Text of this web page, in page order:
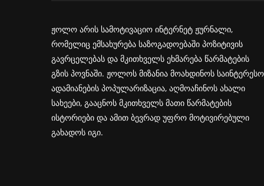
ჟოლო არის სამოტივაციო ინტერნეტ ჟურნალი,
რომელიც ემსახურება საზოგადოებაში პოზიტივის
გავრცელებას და მკითხველს ეხმარება წარმატების
გზის პოვნაში. ჟოლოს მიზანია მოახდინოს საინტერესო
ადამიანების პოპულარიზაცია, აღმოაჩინოს ახალი
სახეები, გააცნოს მკითხველს მათი წარმატების
ისტორიები და ამით ბევრად უფრო მოტივირებული
გახადოს იგი.